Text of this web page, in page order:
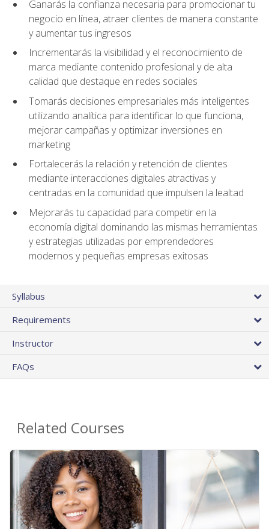
Ganarás la confianza necesaria para promocionar tu
negocio en línea, atraer clientes de manera constante
y aumentar tus ingresos
Incrementarás la visibilidad y el reconocimiento de
marca mediante contenido profesional y de alta
calidad que destaque en redes sociales
Tomarás decisiones empresariales más inteligentes
utilizando analítica para identificar lo que funciona,
mejorar campañas y optimizar inversiones en
marketing
Fortalecerás la relación y retención de clientes
mediante interacciones digitales atractivas y
centradas en la comunidad que impulsen la lealtad
Mejorarás tu capacidad para competir en la
economía digital dominando las mismas herramientas
y estrategias utilizadas por emprendedores
modernos y pequeñas empresas exitosas
Syllabus
Requirements
Instructor
FAQs
Related Courses